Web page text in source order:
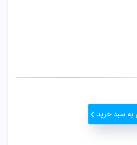
به سبد خرید